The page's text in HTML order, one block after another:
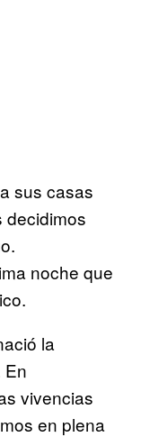
sus casas
decidimos
noche que
la
En
vivencias
en plena